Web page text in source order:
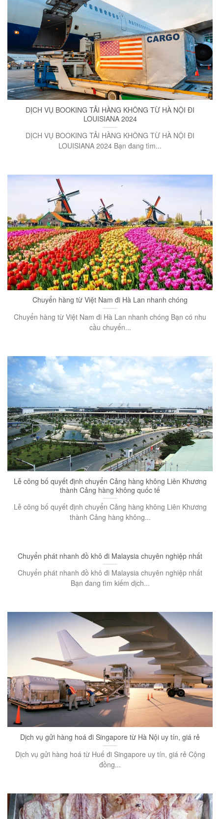
DỊCH VỤ BOOKING TẢI HÀNG KHÔNG TỪ HÀ NỘI ĐI
LOUISIANA 2024
DỊCH VỤ BOOKING TẢI HÀNG KHÔNG TỪ HÀ NỘI ĐI
LOUISIANA 2024 Bạn đang tìm...
Chuyển hàng từ Việt Nam đi Hà Lan nhanh chóng
Chuyển hàng từ Việt Nam đi Hà Lan nhanh chóng Bạn có nhu
cầu chuyển...
Lễ công bố quyết định chuyển Cảng hàng không Liên Khương
thành Cảng hàng không quốc tế
Lễ công bố quyết định chuyển Cảng hàng không Liên Khương
thành Cảng hàng không...
Chuyển phát nhanh đồ khô đi Malaysia chuyên nghiệp nhất
Chuyển phát nhanh đồ khô đi Malaysia chuyên nghiệp nhất
Bạn đang tìm kiếm dịch...
Dịch vụ gửi hàng hoá đi Singapore từ Hà Nội uy tín, giá rẻ
Dịch vụ gửi hàng hoá từ Huế đi Singapore uy tín, giá rẻ Cộng
đồng...